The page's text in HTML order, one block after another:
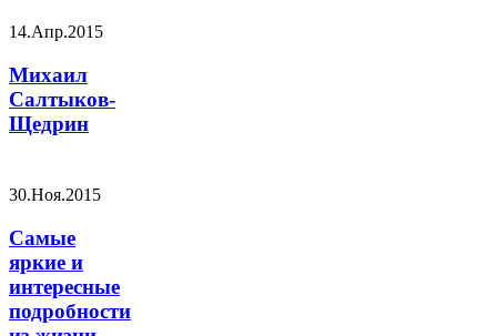
14.Апр.2015
Михаил
Салтыков-
Щедрин
30.Ноя.2015
Самые
яркие и
интересные
подробности